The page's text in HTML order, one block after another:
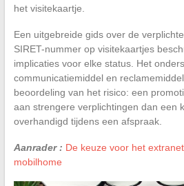
het visitekaartje.
Een uitgebreide gids over de
SIRET-nummer op visitekaartjes
implicaties voor elke status. Het
communicatiemiddel en
beoordeling van het risico: een
aan strengere verplichtingen dan een
overhandigd tijdens een afspraak.
Aanrader : De keuze voor het
mobilhome